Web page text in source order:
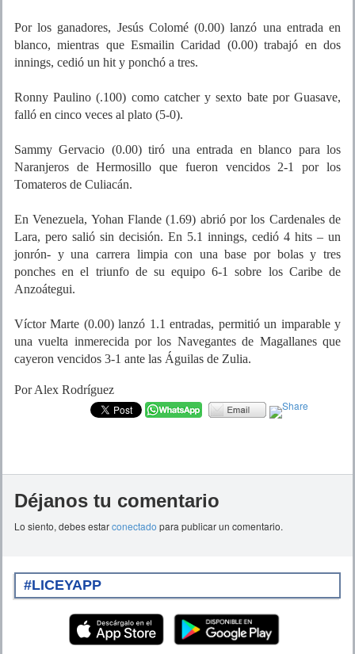
Por los ganadores, Jesús Colomé (0.00) lanzó una entrada en
blanco, mientras que Esmailin Caridad (0.00) trabajó en dos
innings, cedió un hit y ponchó a tres.
Ronny Paulino (.100) como catcher y sexto bate por Guasave,
falló en cinco veces al plato (5-0).
Sammy Gervacio (0.00) tiró una entrada en blanco para los
Naranjeros de Hermosillo que fueron vencidos 2-1 por los
Tomateros de Culiacán.
En Venezuela, Yohan Flande (1.69) abrió por los Cardenales de
Lara, pero salió sin decisión. En 5.1 innings, cedió 4 hits – un
jonrón- y una carrera limpia con una base por bolas y tres
ponches en el triunfo de su equipo 6-1 sobre los Caribe de
Anzoátegui.
Víctor Marte (0.00) lanzó 1.1 entradas, permitió un imparable y
una vuelta inmerecida por los Navegantes de Magallanes que
cayeron vencidos 3-1 ante las Águilas de Zulia.
Por Alex Rodríguez
Déjanos tu comentario
Lo siento, debes estarconectado para publicar un comentario.
#LICEYAPP